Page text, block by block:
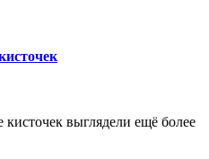
выглядели ещё более